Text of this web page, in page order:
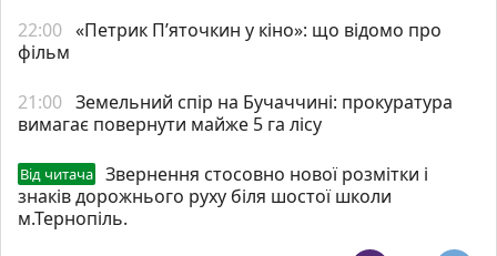
22:00 «Петрик П’яточкин у кіно»: що відомо про
фільм
21:00 Земельний спір на Бучаччині: прокуратура
вимагає повернути майже 5 га лісу
Від читача
Звернення стосовно нової розмітки і
знаків дорожнього руху біля шостої школи
м.Тернопіль.